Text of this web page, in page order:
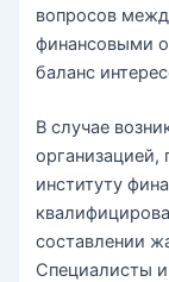
вопросов
финансовыми
баланс
В случае
организацией,
институту
составлении
Специалисты